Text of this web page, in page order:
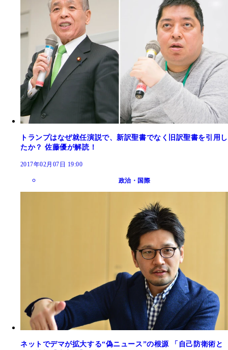
トランプはなぜ就任演説で、新訳聖書でなく旧訳聖書を引用し
たか？ 佐藤優が解読！
2017年02月07日 19:00
政治・国際
ネットでデマが拡大する“偽ニュース”の根源 「自己防衛術と